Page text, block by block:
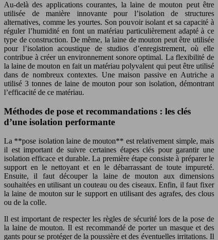
Au-delà des applications courantes, la laine de mouton peut être
utilisée de manière innovante pour l’isolation de structures
alternatives, comme les yourtes. Son pouvoir isolant et sa capacité à
réguler l’humidité en font un matériau particulièrement adapté à ce
type de construction. De même, la laine de mouton peut être utilisée
pour l’isolation acoustique de studios d’enregistrement, où elle
contribue à créer un environnement sonore optimal. La flexibilité de
la laine de mouton en fait un matériau polyvalent qui peut être utilisé
dans de nombreux contextes. Une maison passive en Autriche a
utilisé 3 tonnes de laine de mouton pour son isolation, démontrant
l’efficacité de ce matériau.
Méthodes de pose et recommandations : les clés
d’une isolation performante
La **pose isolation laine de mouton** est relativement simple, mais
il est important de suivre certaines étapes clés pour garantir une
isolation efficace et durable. La première étape consiste à préparer le
support en le nettoyant et en le débarrassant de toute impureté.
Ensuite, il faut découper la laine de mouton aux dimensions
souhaitées en utilisant un couteau ou des ciseaux. Enfin, il faut fixer
la laine de mouton sur le support en utilisant des agrafes, des clous
ou de la colle.
Il est important de respecter les règles de sécurité lors de la pose de
la laine de mouton. Il est recommandé de porter un masque et des
gants pour se protéger de la poussière et des éventuelles irritations. Il